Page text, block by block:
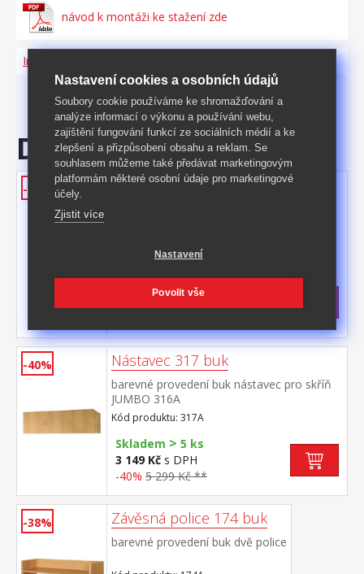
návod k montáži ke stažení zde
Informace o produktu a bezpečnosti
Doporučujeme
-41%
Skříň s posuvnými dveřmi 3323
tyč, užší část 3 variabilní police doporučený
Kód produktu: 3323A
Skladem >5 ks
-40% Nástavec 317 buk
barevné provedení buk nástavec pro skříň
JUMBO 316A
Kód produktu: 317A
Skladem > 5 ks
3 149 Kč s DPH
-40% 5 299 Kč **
-38% Závěsná police 174 buk
barevné provedení buk dvě police
Nastavení cookies a osobních údajů
Soubory cookie používáme ke shromažďování a
analýze informací o výkonu a používání webu,
zajištění fungování funkcí ze sociálních médií a ke
zlepšení a přizpůsobení obsahu a reklam. Se
souhlasem můžeme také předávat marketingovým
platformám některé osobní údaje pro marketingové
účely.
Zjistit více
Nastavení
Povolit vše